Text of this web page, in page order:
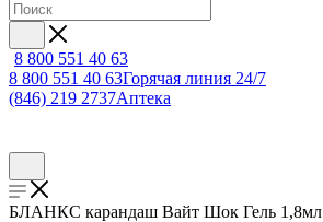
8 800 551 40 63
8 800 551 40 63Горячая линия 24/7
(846) 219 2737Аптека
БЛАНКС карандаш Вайт Шок Гель 1,8мл